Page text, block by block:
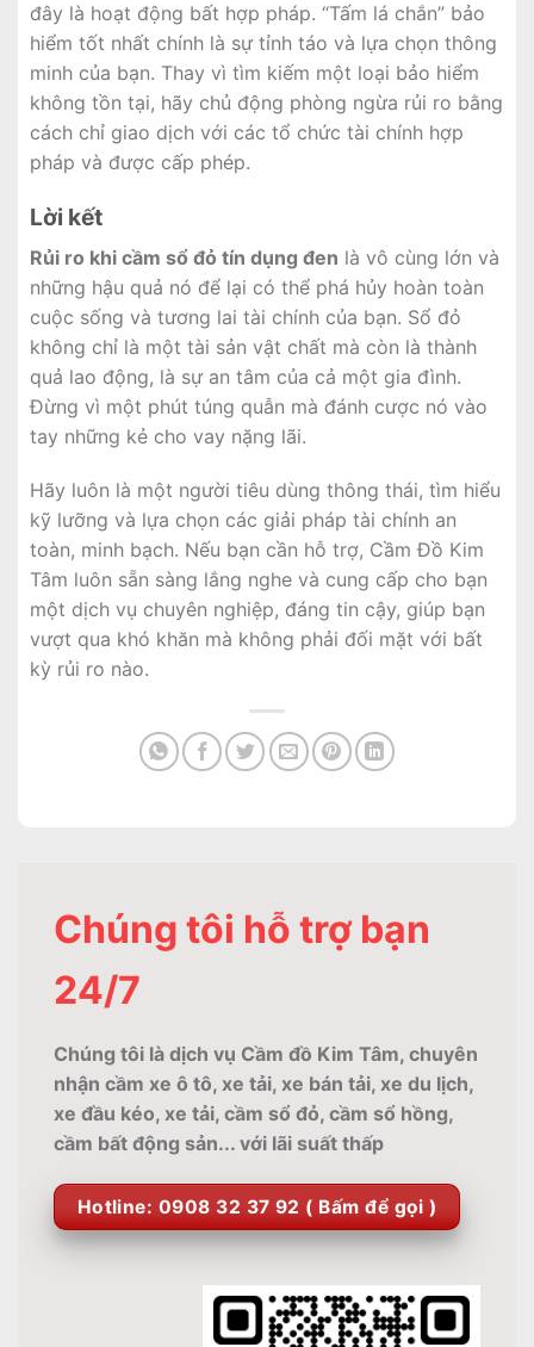
đây là hoạt động bất hợp pháp. “Tấm lá chắn” bảo
hiểm tốt nhất chính là sự tỉnh táo và lựa chọn thông
minh của bạn. Thay vì tìm kiếm một loại bảo hiểm
không tồn tại, hãy chủ động phòng ngừa rủi ro bằng
cách chỉ giao dịch với các tổ chức tài chính hợp
pháp và được cấp phép.
Lời kết
Rủi ro khi cầm sổ đỏ tín dụng đen là vô cùng lớn và
những hậu quả nó để lại có thể phá hủy hoàn toàn
cuộc sống và tương lai tài chính của bạn. Sổ đỏ
không chỉ là một tài sản vật chất mà còn là thành
quả lao động, là sự an tâm của cả một gia đình.
Đừng vì một phút túng quẫn mà đánh cược nó vào
tay những kẻ cho vay nặng lãi.
Hãy luôn là một người tiêu dùng thông thái, tìm hiểu
kỹ lưỡng và lựa chọn các giải pháp tài chính an
toàn, minh bạch. Nếu bạn cần hỗ trợ, Cầm Đồ Kim
Tâm luôn sẵn sàng lắng nghe và cung cấp cho bạn
một dịch vụ chuyên nghiệp, đáng tin cậy, giúp bạn
vượt qua khó khăn mà không phải đối mặt với bất
kỳ rủi ro nào.
Chúng tôi hỗ trợ bạn
24/7
Chúng tôi là dịch vụ Cầm đồ Kim Tâm, chuyên
nhận cầm xe ô tô, xe tải, xe bán tải, xe du lịch,
xe đầu kéo, xe tải, cầm sổ đỏ, cầm sổ hồng,
cầm bất động sản... với lãi suất thấp
Hotline: 0908 32 37 92 ( Bấm để gọi )